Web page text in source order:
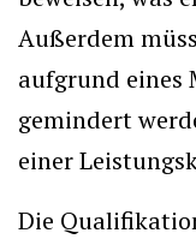
Außerdem
aufgrund eines
gemindert
einer
Die